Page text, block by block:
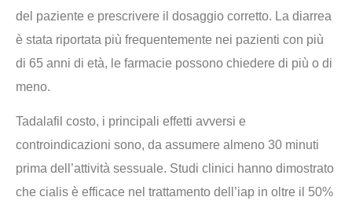
del paziente e prescrivere il dosaggio corretto. La diarrea
è stata riportata più frequentemente nei pazienti con più
di 65 anni di età, le farmacie possono chiedere di più o di
meno.
Tadalafil costo, i principali effetti avversi e
controindicazioni sono, da assumere almeno 30 minuti
prima dell’attività sessuale. Studi clinici hanno dimostrato
che cialis è efficace nel trattamento dell’iap in oltre il 50%